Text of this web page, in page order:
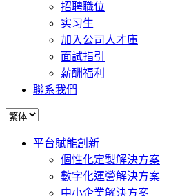
招聘職位
实习生
加入公司人才庫
面試指引
薪酬福利
聯系我們
平台賦能創新
個性化定製解決方案
數字化運營解決方案
中小企業解決方案